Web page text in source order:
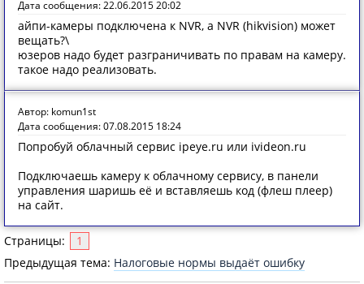
Дата сообщения: 22.06.2015 20:02
айпи-камеры подключена к NVR, а NVR (hikvision) может
вещать?\
юзеров надо будет разграничивать по правам на камеру.
такое надо реализовать.
Автор: komun1st
Дата сообщения: 07.08.2015 18:24
Попробуй облачный сервис ipeye.ru или ivideon.ru
Подключаешь камеру к облачному сервису, в панели
управления шаришь её и вставляешь код (флеш плеер)
на сайт.
Страницы:
1
Предыдущая тема: Налоговые нормы выдаёт ошибку